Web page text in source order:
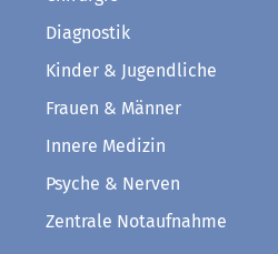
Diagnostik
Kinder & Jugendliche
Frauen & Männer
Innere Medizin
Psyche & Nerven
Zentrale Notaufnahme